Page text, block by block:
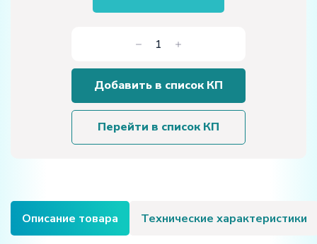
Количество
товара
Комплект
учебного
оборудования
«Метрология.
15
лабораторных
Добавить в список КП
Перейти в список КП
Описание товара Технические характеристики